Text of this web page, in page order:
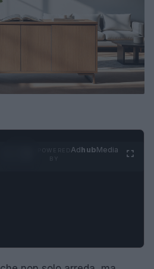
AdhubMedia